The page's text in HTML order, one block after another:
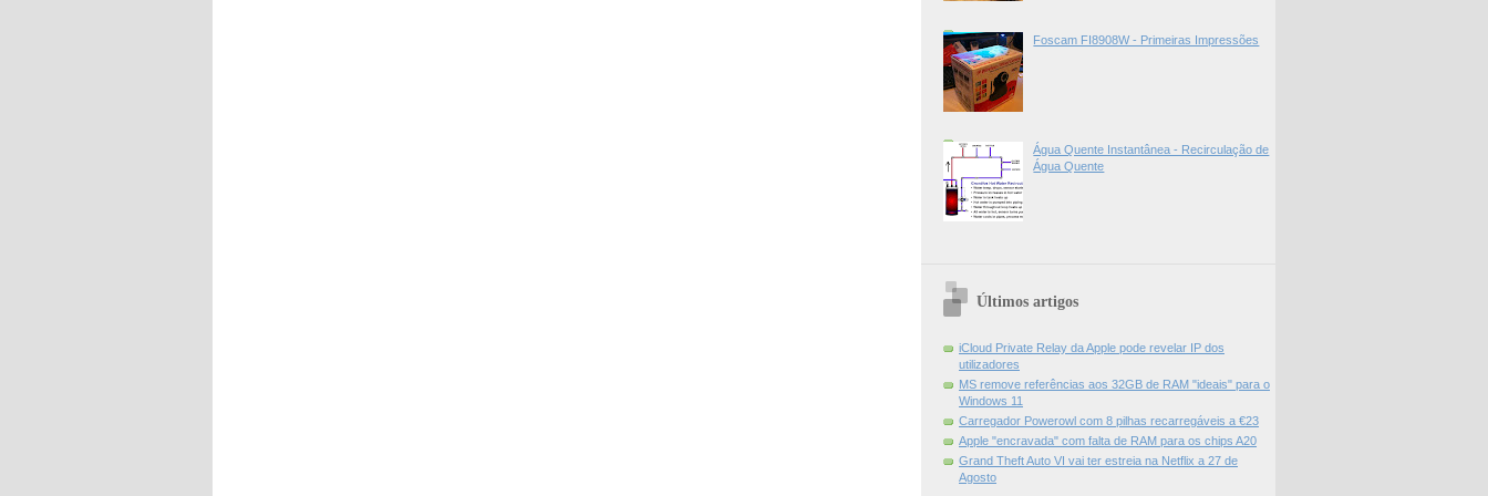
Foscam FI8908W - Primeiras Impressões
Água Quente Instantânea - Recirculação de
Água Quente
Últimos artigos
iCloud Private Relay da Apple pode revelar IP dos
utilizadores
MS remove referências aos 32GB de RAM "ideais" para o
Windows 11
Carregador Powerowl com 8 pilhas recarregáveis a €23
Apple "encravada" com falta de RAM para os chips A20
Grand Theft Auto VI vai ter estreia na Netflix a 27 de
Agosto